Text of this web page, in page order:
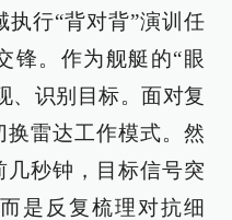
行“背对背”演训任
锋。作为舰艇的“眼
、识别目标。面对复
换雷达工作模式。然
秒钟，目标信号突
是反复梳理对抗细